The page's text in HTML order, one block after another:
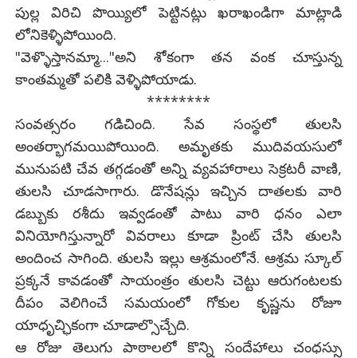
పుల్ల విరిచి పొయ్యిలో పెట్టినట్లు ఖరాఖండిగా మాట్లాడి
లోనికెళ్ళిపోయింది.
"వెళ్ళొస్తానమ్మా..."అని శోకంగా తన వంక చూస్తున్న
కాంతమ్మతో పలికి వెళ్ళిపోయాడు.
********
సంవత్సరం గడిచింది. సేవ సంస్థలో తులసి
అంతర్భాగమయిపోయింది. అమృతకు ముదివయసులో
మునుపటి చేవ తగ్గడంతో అన్ని వ్యవహారాలు సెక్రటరీ వాణి,
తులసి చూడసాగారు. డొనేషన్లు ఇచ్చిన దాతలకు వారి
డబ్బుకు రశీదు ఇవ్వడంతో పాటు వారి ధనం ఎలా
వినియోగిస్తున్నారో వివరాలు కూడా ప్రింట్ చేసి తులసి
అందించ సాగింది. తులసి ఇల్లు ఆశ్రమంలోనే. ఆశ్రమ స్కూల్
ప్రక్కనే కావడంతో సాయంత్రం తులసి చెట్టు ఆరుగంటలకు
దీపం వెలిగించే సమయంలో గోకుల కృష్ణను రోజూ
యాధృచ్ఛికంగా చూడాల్సొచ్చేది.
ఆ రోజు తెలుగు పాఠాలలో కొన్ని సందేహాలు చంధస్సు